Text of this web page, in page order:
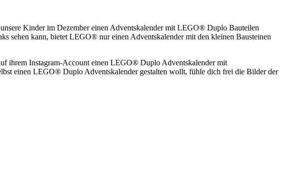
Kinder im Dezember einen Adventskalender mit LEGO® Duplo Bauteilen
sehen kann, bietet LEGO® nur einen Adventskalender mit den kleinen Bausteinen
ihrem Instagram-Account einen LEGO® Duplo Adventskalender mit
einen LEGO® Duplo Adventskalender gestalten wollt, fühle dich frei die Bilder der